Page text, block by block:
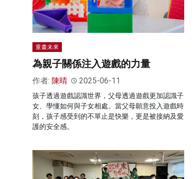
童畫未來
為親子關係注入遊戲的力量
作者: 陳晴 2025-06-11
孩子透過遊戲認識世界，父母透過遊戲更加認識子
女、學懂如何與子女相處。當父母願意投入遊戲時
刻，孩子感受到的不單止是快樂，更是被接納及愛
護的安全感。